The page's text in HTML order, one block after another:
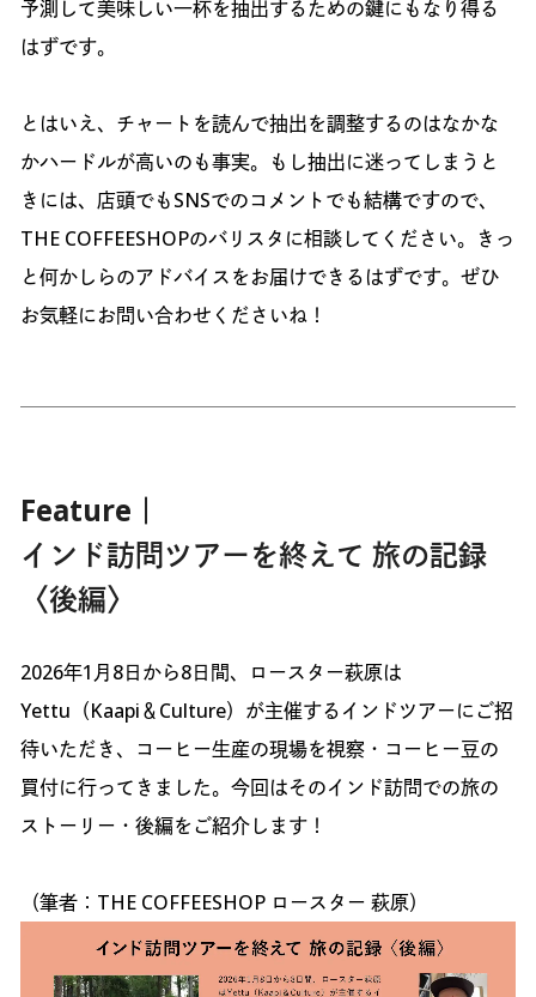
予測して美味しい一杯を抽出するための鍵にもなり得る
はずです。
とはいえ、チャートを読んで抽出を調整するのはなかな
かハードルが高いのも事実。もし抽出に迷ってしまうと
きには、店頭でもSNSでのコメントでも結構ですので、
THE COFFEESHOPのバリスタに相談してください。きっ
と何かしらのアドバイスをお届けできるはずです。ぜひ
お気軽にお問い合わせくださいね！
Feature｜
インド訪問ツアーを終えて 旅の記録
〈後編〉
2026年1月8日から8日間、ロースター萩原は
Yettu（Kaapi＆Culture）が主催するインドツアーにご招
待いただき、コーヒー生産の現場を視察・コーヒー豆の
買付に行ってきました。今回はそのインド訪問での旅の
ストーリー・後編をご紹介します！
（筆者：THE COFFEESHOP ロースター 萩原）